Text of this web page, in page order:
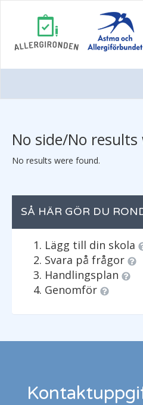
No side/No
No results were found.
SÅ HÄR GÖR DU
Lägg till din skola
Svara på frågor
Handlingsplan
Genomför